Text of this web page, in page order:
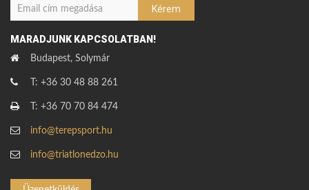
MARADJUNK KAPCSOLATBAN!
Budapest, Solymár
T: +36 30 48 88 261
T: +36 70 70 84 474
info@terepsport.hu
info@triatlonedzo.hu